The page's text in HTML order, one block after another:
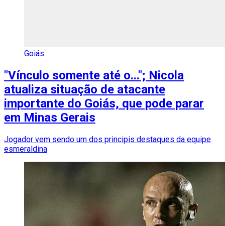
Goiás
"Vínculo somente até o..."; Nicola
atualiza situação de atacante
importante do Goiás, que pode parar
em Minas Gerais
Jogador vem sendo um dos principis destaques da equipe
esmeraldina